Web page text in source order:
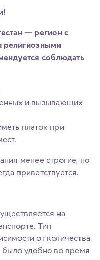
— регион с
религиозными
соблюдать
и вызывающих
платок при
менее строгие, но
приветствуется.
на
Тип
от количества
было удобно во время